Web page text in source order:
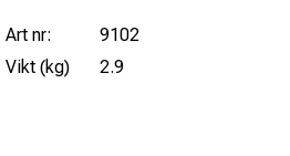
Art nr:
9102
Vikt (kg)
2.9